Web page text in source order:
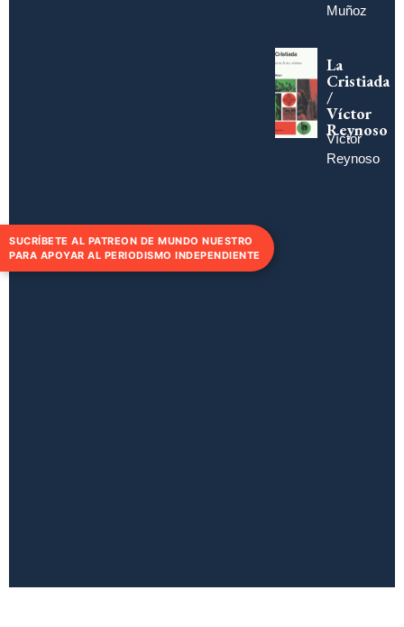
Muñoz
La
Cristiada
/
Víctor
Reynoso
Víctor
Reynoso
SUCRÍBETE AL PATREON DE MUNDO NUESTRO
PARA APOYAR AL PERIODISMO INDEPENDIENTE